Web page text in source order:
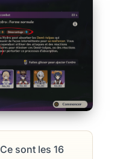
Ce sont les 16